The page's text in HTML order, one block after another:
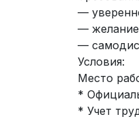
—
— желаниe
—
Услoвия:
Mеcто
*
* Учeт